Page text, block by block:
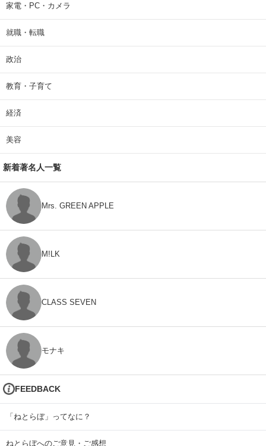
家電・PC・カメラ
就職・転職
政治
教育・子育て
経済
美容
新着著名人一覧
Mrs. GREEN APPLE
M!LK
CLASS SEVEN
モナキ
FEEDBACK
「ねとらぼ」ってなに？
ねとらぼへのご意見・ご感想